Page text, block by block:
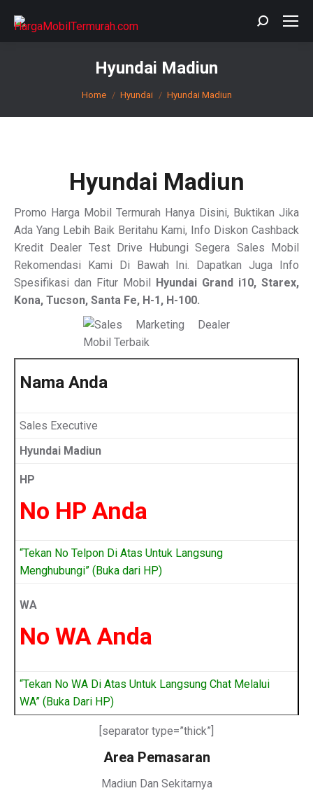
Search:
Hyundai Madiun
You are here:
Home Hyundai Hyundai Madiun
Hyundai Madiun
Promo Harga Mobil Termurah Hanya Disini, Buktikan Jika
Ada Yang Lebih Baik Beritahu Kami, Info Diskon Cashback
Kredit Dealer Test Drive Hubungi Segera Sales Mobil
Rekomendasi Kami Di Bawah Ini. Dapatkan Juga Info
Spesifikasi dan Fitur Mobil Hyundai Grand i10, Starex,
Kona, Tucson, Santa Fe, H-1, H-100.
Nama Anda
Sales Executive
Hyundai Madiun
HP
No HP Anda
“Tekan No Telpon Di Atas Untuk Langsung
Menghubungi” (Buka dari HP)
WA
No WA Anda
“Tekan No WA Di Atas Untuk Langsung Chat Melalui
WA” (Buka Dari HP)
[separator type=”thick”]
Area Pemasaran
Madiun Dan Sekitarnya